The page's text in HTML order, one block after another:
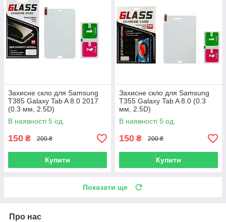
Захисне скло для Samsung
T385 Galaxy Tab A 8.0 2017
(0.3 мм, 2.5D)
В наявності 5 од.
150 ₴ 200 ₴
Купити
Захисне скло для Samsung
T355 Galaxy Tab A 8.0 (0.3
мм, 2.5D)
В наявності 5 од.
150 ₴ 200 ₴
Купити
Показати ще
Про нас